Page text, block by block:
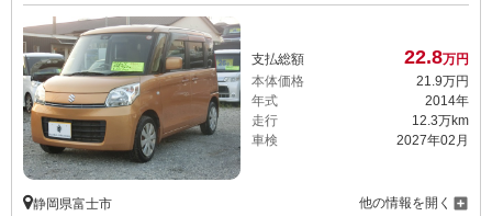
支払総額 22.8万円
本体価格
21.9万円
年式
2014年
走行
12.3万km
車検
2027年02月
静岡県富士市 他の情報を開く